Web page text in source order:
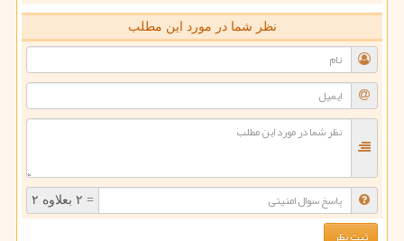
نظر شما در مورد این مطلب
= ۲ بعلاوه ۲